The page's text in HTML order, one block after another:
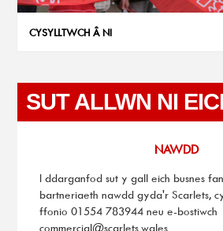
CYSYLLTWCH Â NI
SUT ALLWN NI
NAWDD
I ddarganfod sut y gall eich busnes
bartneriaeth nawdd gyda'r Scarlets,
ffonio 01554 783944 neu e-bostiwch
commercial@scarlets.wales